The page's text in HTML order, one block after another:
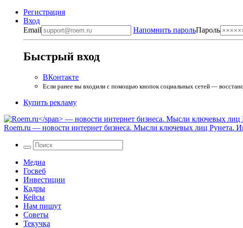
Регистрация
Вход
Email
Напомнить парольПароль
Быстрый вход
ВКонтакте
Если ранее вы входили с помощью кнопок социальных сетей —
Купить рекламу
Roem.ru — новости интернет бизнеса. Мысли ключевых лиц Рунета.
Медиа
Госвеб
Инвестиции
Кадры
Кейсы
Нам пишут
Советы
Текучка